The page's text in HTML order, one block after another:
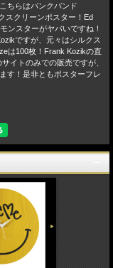
ちらはパンクバンド
スクリーンポスター！Ed
ンスターがヤバいですね！
ですが、元々はシルクス
は100枚！Frank Kozikの直
イトのみでの販売ですが、
す！是非ともポスターフレ